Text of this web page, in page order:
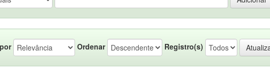
Ordenar Registro(s)